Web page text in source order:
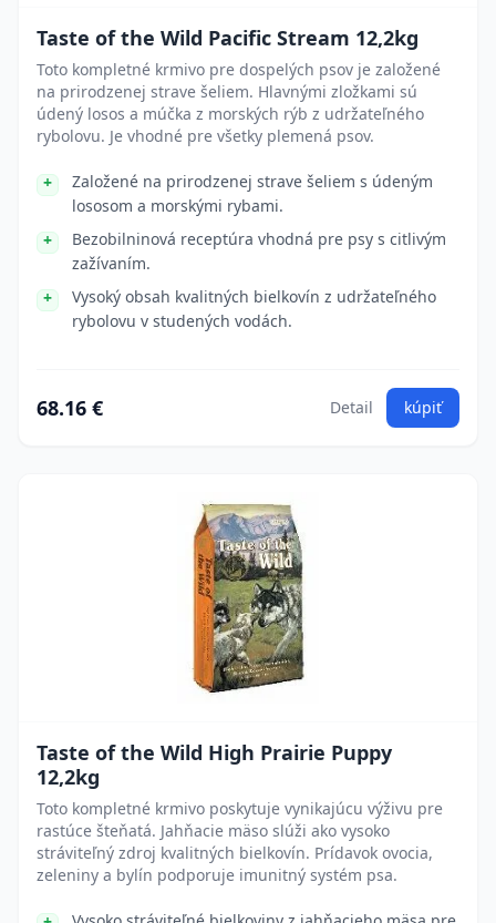
Taste of the Wild Pacific Stream 12,2kg
Toto kompletné krmivo pre dospelých psov je založené
na prirodzenej strave šeliem. Hlavnými zložkami sú
údený losos a múčka z morských rýb z udržateľného
rybolovu. Je vhodné pre všetky plemená psov.
Založené na prirodzenej strave šeliem s údeným
lososom a morskými rybami.
Bezobilninová receptúra vhodná pre psy s citlivým
zažívaním.
Vysoký obsah kvalitných bielkovín z udržateľného
rybolovu v studených vodách.
68.16 € Detail kúpiť
Taste of the Wild High Prairie Puppy
12,2kg
Toto kompletné krmivo poskytuje vynikajúcu výživu pre
rastúce šteňatá. Jahňacie mäso slúži ako vysoko
stráviteľný zdroj kvalitných bielkovín. Prídavok ovocia,
zeleniny a bylín podporuje imunitný systém psa.